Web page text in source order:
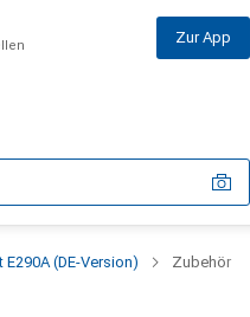
Zur App
E290A (DE-Version) Zubehör